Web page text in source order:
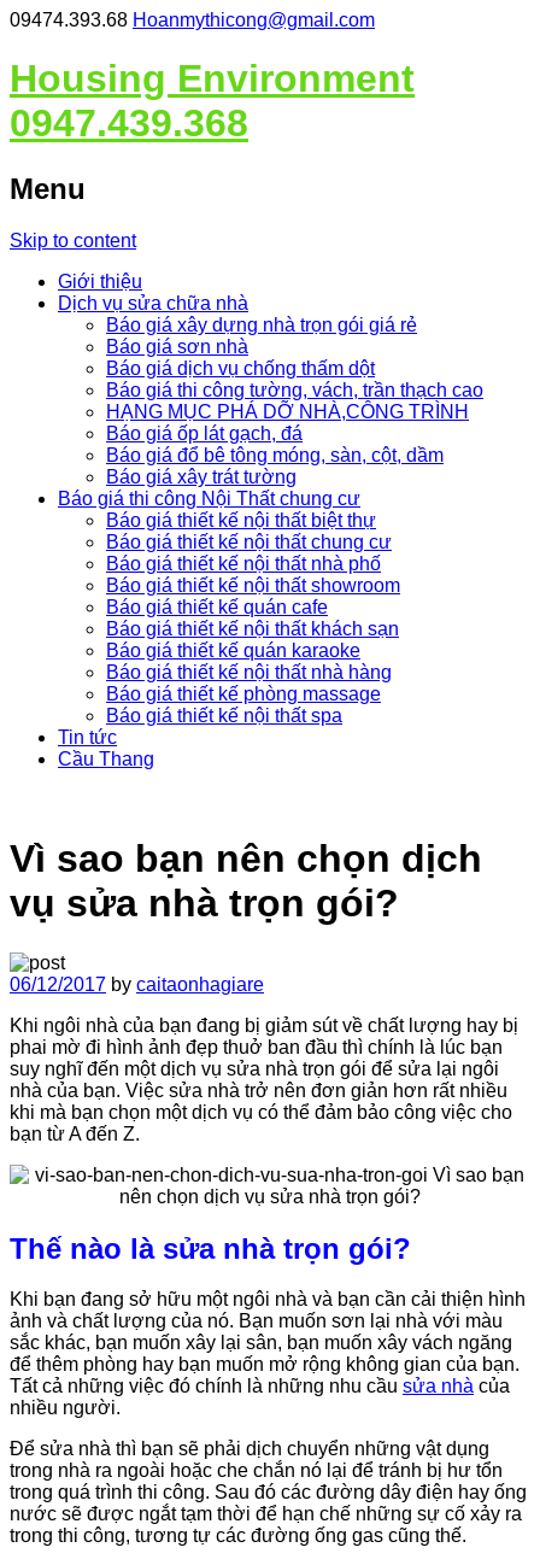
09474.393.68 Hoanmythicong@gmail.com
Housing Environment
0947.439.368
Menu
Skip to content
Giới thiệu
Dịch vụ sửa chữa nhà
Báo giá xây dựng nhà trọn gói giá rẻ
Báo giá sơn nhà
Báo giá dịch vụ chống thấm dột
Báo giá thi công tường, vách, trần thạch cao
HẠNG MỤC PHÁ DỠ NHÀ,CÔNG TRÌNH
Báo giá ốp lát gạch, đá
Báo giá đổ bê tông móng, sàn, cột, dầm
Báo giá xây trát tường
Báo giá thi công Nội Thất chung cư
Báo giá thiết kế nội thất biệt thự
Báo giá thiết kế nội thất chung cư
Báo giá thiết kế nội thất nhà phố
Báo giá thiết kế nội thất showroom
Báo giá thiết kế quán cafe
Báo giá thiết kế nội thất khách sạn
Báo giá thiết kế quán karaoke
Báo giá thiết kế nội thất nhà hàng
Báo giá thiết kế phòng massage
Báo giá thiết kế nội thất spa
Tin tức
Cầu Thang
Vì sao bạn nên chọn dịch
vụ sửa nhà trọn gói?
06/12/2017 by caitaonhagiare
Khi ngôi nhà của bạn đang bị giảm sút về chất lượng hay bị
phai mờ đi hình ảnh đẹp thuở ban đầu thì chính là lúc bạn
suy nghĩ đến một dịch vụ sửa nhà trọn gói để sửa lại ngôi
nhà của bạn. Việc sửa nhà trở nên đơn giản hơn rất nhiều
khi mà bạn chọn một dịch vụ có thể đảm bảo công việc cho
bạn từ A đến Z.
Thế nào là sửa nhà trọn gói?
Khi bạn đang sở hữu một ngôi nhà và bạn cần cải thiện hình
ảnh và chất lượng của nó. Bạn muốn sơn lại nhà với màu
sắc khác, bạn muốn xây lại sân, bạn muốn xây vách ngăng
để thêm phòng hay bạn muốn mở rộng không gian của bạn.
Tất cả những việc đó chính là những nhu cầu sửa nhà của
nhiều người.
Để sửa nhà thì bạn sẽ phải dịch chuyển những vật dụng
trong nhà ra ngoài hoặc che chắn nó lại để tránh bị hư tổn
trong quá trình thi công. Sau đó các đường dây điện hay ống
nước sẽ được ngắt tạm thời để hạn chế những sự cố xảy ra
trong thi công, tương tự các đường ống gas cũng thế.